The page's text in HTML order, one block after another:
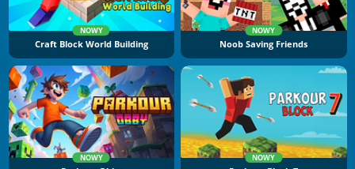
NOWY
Craft Block World Building
NOWY
Noob Saving Friends
NOWY NOWY